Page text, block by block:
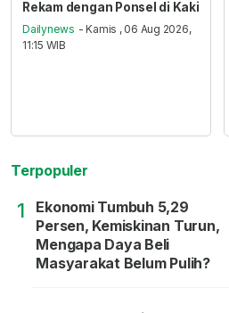
Rekam dengan Ponsel di Kaki
Dailynews - Kamis , 06 Aug 2026,
11:15 WIB
Terpopuler
1
Ekonomi Tumbuh 5,29
Persen, Kemiskinan Turun,
Mengapa Daya Beli
Masyarakat Belum Pulih?